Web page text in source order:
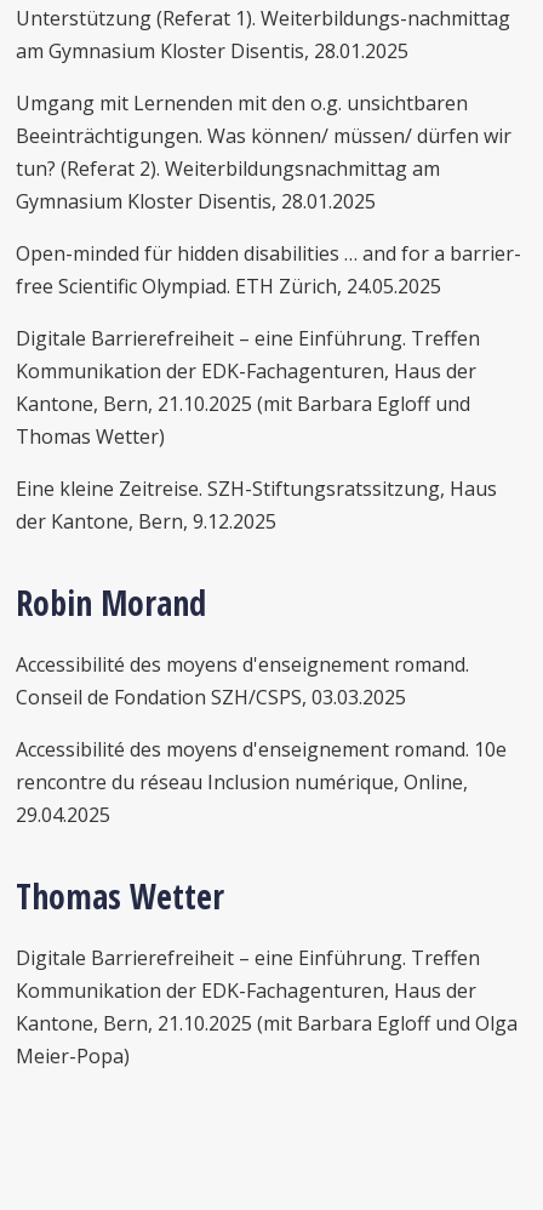
Unterstützung (Referat 1). Weiterbildungs-nachmittag
am Gymnasium Kloster Disentis, 28.01.2025
Umgang mit Lernenden mit den o.g. unsichtbaren
Beeinträchtigungen. Was können/ müssen/ dürfen wir
tun? (Referat 2). Weiterbildungsnachmittag am
Gymnasium Kloster Disentis, 28.01.2025
Open-minded für hidden disabilities … and for a barrier-
free Scientific Olympiad. ETH Zürich, 24.05.2025
Digitale Barrierefreiheit – eine Einführung. Treffen
Kommunikation der EDK-Fachagenturen, Haus der
Kantone, Bern, 21.10.2025 (mit Barbara Egloff und
Thomas Wetter)
Eine kleine Zeitreise. SZH-Stiftungsratssitzung, Haus
der Kantone, Bern, 9.12.2025
Robin Morand
Accessibilité des moyens d'enseignement romand.
Conseil de Fondation SZH/CSPS, 03.03.2025
Accessibilité des moyens d'enseignement romand. 10e
rencontre du réseau Inclusion numérique, Online,
29.04.2025
Thomas Wetter
Digitale Barrierefreiheit – eine Einführung. Treffen
Kommunikation der EDK-Fachagenturen, Haus der
Kantone, Bern, 21.10.2025 (mit Barbara Egloff und Olga
Meier-Popa)